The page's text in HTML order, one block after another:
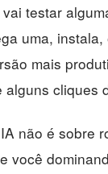
testar
uma,
mais
alguns cliques
não é sobre
você